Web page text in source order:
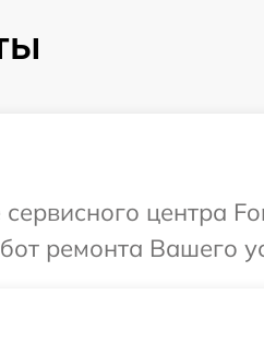
сервисного центра
ремонта Вашего